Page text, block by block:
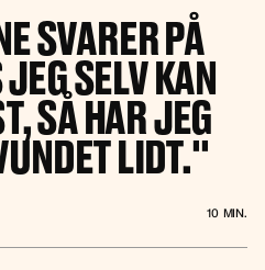
SVARER PÅ
SELV KAN
SÅ HAR JEG
LIDT.''
10 MIN.